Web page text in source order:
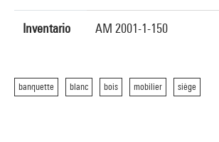
Inventario AM 2001-1-150
banquette blanc bois mobilier siège